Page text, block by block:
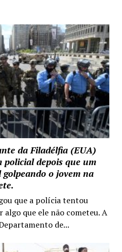
da Filadélfia (EUA)
policial depois que um
o jovem na
que a polícia tentou
que ele não cometeu. A
de...